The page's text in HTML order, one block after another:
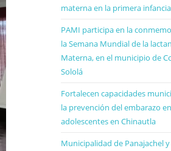
materna en la primera infancia
PAMI participa en la
la Semana Mundial de la
Materna, en el municipio de
Sololá
Fortalecen capacidades
la prevención del embarazo
adolescentes en Chinautla
Municipalidad de Panajachel y